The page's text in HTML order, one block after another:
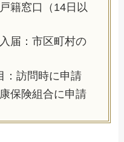
籍窓口（14日以
届：市区町村の
：訪問時に申請
保険組合に申請